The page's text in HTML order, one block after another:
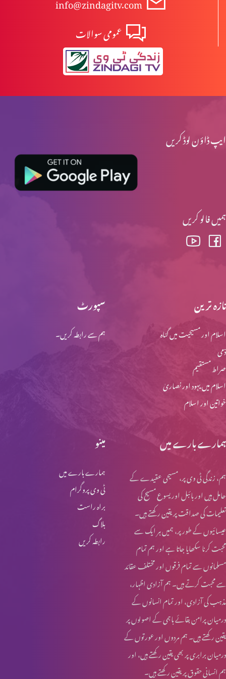
عمومی سوالات
ایپ ڈاؤن لوڈ کریں
ہمیں فالو کریں
سپورٹ
ہم سے رابطہ کریں۔
تازہ ترین
اسلام اور مسیحیت میں گناہ
ذمی
صراط مستقیم
اسلام میں یہود اور نصاریٰ
خواتین اور اسلام
مینو
ہمارے بارے میں
ٹی وی پروگرام
براہ راست
بلاگ
رابطہ کریں
ہمارے بارے میں
ہم، زندگی ٹی وی پر، مسیحی عقیدے کے
حامل ہیں اور بائبل اور یسوع مسیح کی
تعلیمات کی صداقت پر یقین رکھتے ہیں۔
عیسائیوں کے طور پر، ہمیں ہر ایک سے
محبت کرنا سکھایا جاتا ہے اور ہم تمام
مسلمانوں سے تمام فرقوں اور مختلف عقائد
سے محبت کرتے ہیں۔ ہم آزادی اظہار،
مذہب کی آزادی، اور تمام انسانوں کے
درمیان پرامن بقائے باہمی کے اصولوں پر
یقین رکھتے ہیں۔ ہم مردوں اور عورتوں کے
درمیان برابری پر بھی یقین رکھتے ہیں، اور
ہم انسانی حقوق پر یقین رکھتے ہیں۔